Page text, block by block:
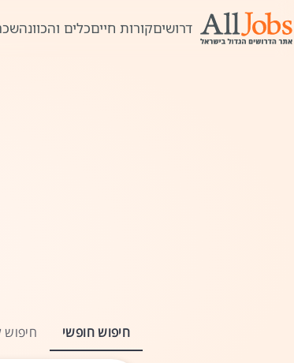
דרושיםקורות חייםכלים והכוונה
חיפוש חופשי חיפוש